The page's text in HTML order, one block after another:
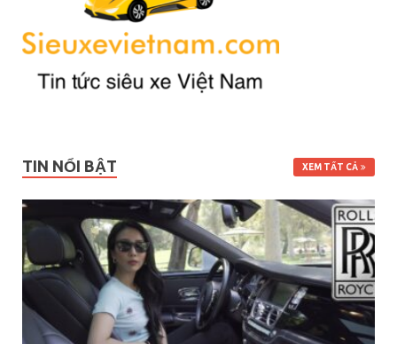
TIN NỔI BẬT XEM TẤT CẢ